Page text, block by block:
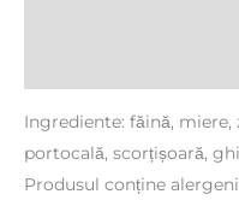
Ingrediente: făină, miere,
portocală, scorțișoară,
Produsul conține